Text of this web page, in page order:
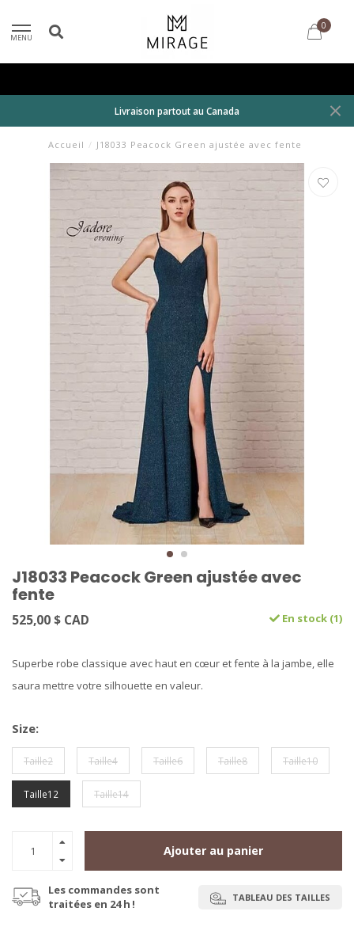
MENU
0
Livraison partout au Canada
Accueil / J18033 Peacock Green ajustée avec fente
J18033 Peacock Green ajustée avec
fente
525,00 $ CAD En stock (1)
Superbe robe classique avec haut en cœur et fente à la jambe, elle
saura mettre votre silhouette en valeur.
Size:
Taille2 Taille4 Taille6 Taille8 Taille10
Taille12 Taille14
Ajouter au panier
Les commandes sont
traitées en 24 h !
TABLEAU DES TAILLES